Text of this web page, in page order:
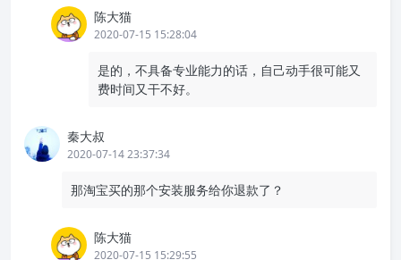
陈大猫
2020-07-15 15:28:04
是的，不具备专业能力的话，自己动手很可能又
费时间又干不好。
秦大叔
2020-07-14 23:37:34
那淘宝买的那个安装服务给你退款了？
陈大猫
2020-07-15 15:29:55